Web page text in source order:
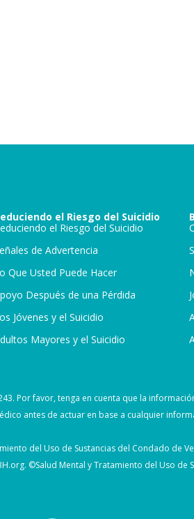
el Riesgo del Suicidio
el Riesgo del Suicidio
de Advertencia
Que Usted Puede Hacer
Después de una Pérdida
Jóvenes y el Suicidio
Mayores y el Suicidio
Por favor, tenga en cuenta que la
antes de actuar en base a cualquier
del Uso de Sustancias del Condado de
. ©Salud Mental y Tratamiento del Uso de